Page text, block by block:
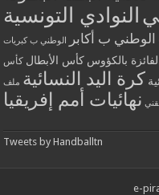
النوادي التونسية
الوطني ب أكابر الوطني ب كبريات
بالكؤوس كأس الأبطال كأس
كرة اليد النسائية ملف
نهائيات أمم إفريقيا
Tweets by Handballtn
e-